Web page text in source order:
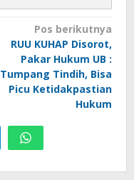
Pos berikutnya
RUU KUHAP Disorot,
Pakar Hukum UB :
Tumpang Tindih, Bisa
Picu Ketidakpastian
Hukum